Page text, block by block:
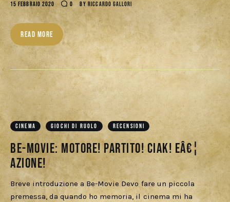
15 FEBBRAIO 2020 0 BY RICCARDO GALLORI
READ MORE
CINEMA GIOCHI DI RUOLO RECENSIONI
Be-Movie: Motore! Partito! Ciak! eâ€¦
Azione!
Breve introduzione a Be-Movie Devo fare un piccola
premessa, da quando ho memoria, il cinema mi ha